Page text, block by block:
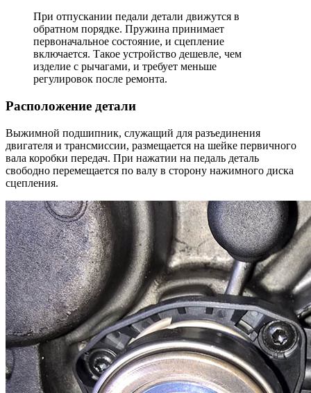
При отпускании педали детали движутся в
обратном порядке. Пружина принимает
первоначальное состояние, и сцепление
включается. Такое устройство дешевле, чем
изделие с рычагами, и требует меньше
регулировок после ремонта.
Расположение детали
Выжимной подшипник, служащий для разъединения
двигателя и трансмиссии, размещается на шейке первичного
вала коробки передач. При нажатии на педаль деталь
свободно перемещается по валу в сторону нажимного диска
сцепления.